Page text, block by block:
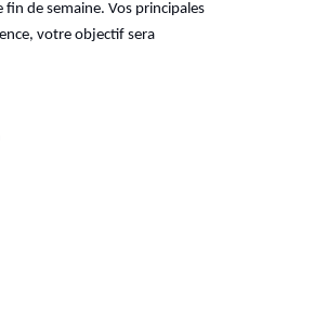
de semaine. Vos principales
votre objectif sera